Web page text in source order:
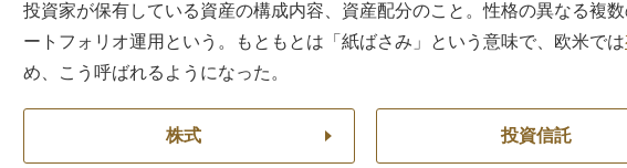
投資家が保有している資産の構成内容、資産配分のこと。性格の異なる複
ートフォリオ運用という。もともとは「紙ばさみ」という意味で、欧米では
め、こう呼ばれるようになった。
株式 投資信託